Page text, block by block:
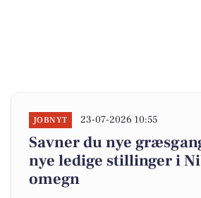
JOBNYT 23-07-2026 10:55
Savner du nye
nye ledige stillinger i
omegn